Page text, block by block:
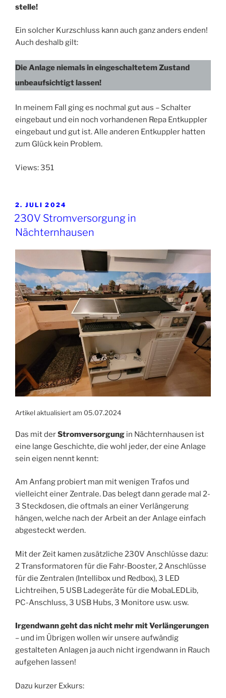
stelle!
Ein solcher Kurzschluss kann auch ganz anders enden!
Auch deshalb gilt:
Die Anlage niemals in eingeschaltetem Zustand
unbeaufsichtigt lassen!
In meinem Fall ging es nochmal gut aus – Schalter
eingebaut und ein noch vorhandenen Repa Entkuppler
eingebaut und gut ist. Alle anderen Entkuppler hatten
zum Glück kein Problem.
Views: 351
VERÖFFENTLICHT
AM
2. JULI 2024
230V Stromversorgung in
Nächternhausen
Artikel aktualisiert am 05.07.2024
Das mit derStromversorgung in Nächternhausen ist
eine lange Geschichte, die wohl jeder, der eine Anlage
sein eigen nennt kennt:
Am Anfang probiert man mit wenigen Trafos und
vielleicht einer Zentrale. Das belegt dann gerade mal 2-
3 Steckdosen, die oftmals an einer Verlängerung
hängen, welche nach der Arbeit an der Anlage einfach
abgesteckt werden.
Mit der Zeit kamen zusätzliche 230V Anschlüsse dazu:
2 Transformatoren für die Fahr-Booster, 2 Anschlüsse
für die Zentralen (Intellibox und Redbox), 3 LED
Lichtreihen, 5 USB Ladegeräte für die MobaLEDLib,
PC-Anschluss, 3 USB Hubs, 3 Monitore usw. usw.
Irgendwann geht das nicht mehr mit Verlängerungen
– und im Übrigen wollen wir unsere aufwändig
gestalteten Anlagen ja auch nicht irgendwann in Rauch
aufgehen lassen!
Dazu kurzer Exkurs: